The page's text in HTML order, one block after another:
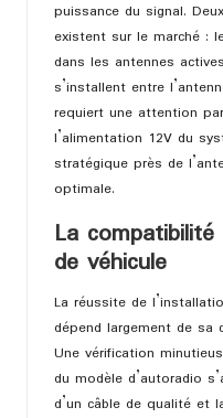
puissance du signal.
existent sur le marché :
dans les antennes
s’installent entre
requiert une attention
l’alimentation 12V du
stratégique près de
optimale.
La
de véhicule
La réussite de
dépend largement de sa
Une vérification
du modèle d’autoradio
d’un câble de qualité et